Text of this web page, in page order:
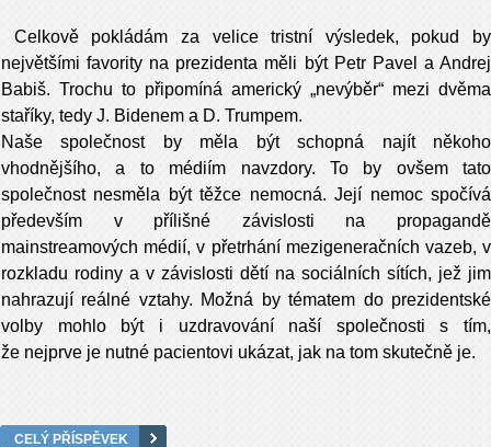
Celkově pokládám za velice tristní výsledek, pokud by
největšími favority na prezidenta měli být Petr Pavel a Andrej
Babiš. Trochu to připomíná americký „nevýběr“ mezi dvěma
staříky, tedy J. Bidenem a D. Trumpem.
Naše společnost by měla být schopná najít někoho
vhodnějšího, a to médiím navzdory. To by ovšem tato
společnost nesměla být těžce nemocná. Její nemoc spočívá
především v přílišné závislosti na propagandě
mainstreamových médií, v přetrhání mezigeneračních vazeb, v
rozkladu rodiny a v závislosti dětí na sociálních sítích, jež jim
nahrazují reálné vztahy. Možná by tématem do prezidentské
volby mohlo být i uzdravování naší společnosti s tím,
že nejprve je nutné pacientovi ukázat, jak na tom skutečně je.
CELÝ PŘÍSPĚVEK